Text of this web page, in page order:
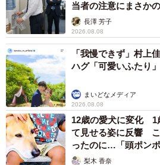
当者の注意にまさか
説】長澤 芳子
2026.08.08
「我慢できず」村上
ハグ「可愛いふたり
まいどなメディア
2026.08.08
12歳の愛犬に変化 1
て見せる姿に反響
ったのに…「頭ポン
「尊…」
梨木 香奈